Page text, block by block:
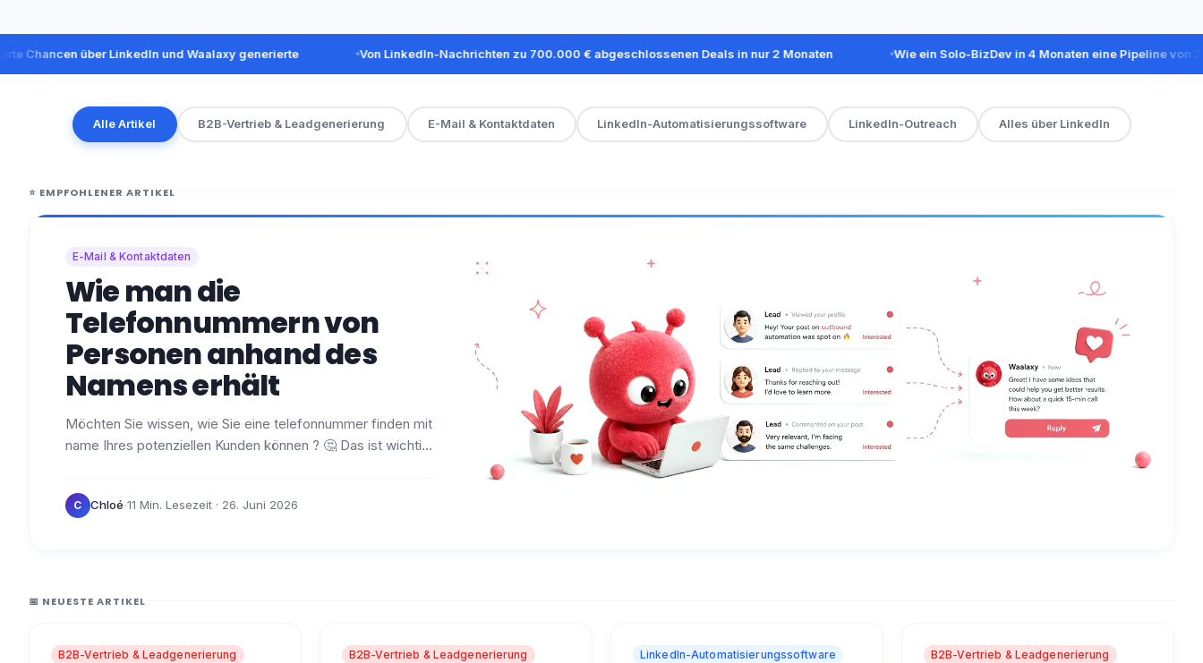
über LinkedIn und Waalaxy generierte Von LinkedIn-Nachrichten zu 700.000 € abgeschlossenen Deals in nur 2 Monaten Wie ein Solo-BizDev in 4 Monaten eine Pipeline von 260k$
Alle Artikel B2B-Vertrieb & Leadgenerierung E-Mail & Kontaktdaten LinkedIn-Automatisierungssoftware LinkedIn-Outreach Alles über LinkedIn
⭐ EMPFOHLENER ARTIKEL
E-Mail & Kontaktdaten
Wie man die
Telefonnummern von
Personen anhand des
Namens erhält
Möchten Sie wissen, wie Sie eine telefonnummer finden mit
name Ihres potenziellen Kunden können ? 🤔 Das ist wichtig,
C Chloé·11 Min. Lesezeit · 26. Juni 2026
📅 NEUESTE ARTIKEL
B2B-Vertrieb & Leadgenerierung B2B-Vertrieb & Leadgenerierung LinkedIn-Automatisierungssoftware B2B-Vertrieb & Leadgenerierung